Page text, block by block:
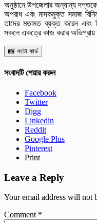
অনুষ্ঠানে উপজেলার অন্যান্য
অপরাধ এবং মাদকমুক্ত সমাজ
তাদের মতামত ব্যক্ত করেন এবং
সকলে একত্রে কাজ করার
📸 ফটো কার্ড
সংবাদটি শেয়ার করুন
Facebook
Twitter
Digg
Linkedin
Reddit
Google Plus
Pinterest
Print
Leave a Reply
Your email address will not
Comment *